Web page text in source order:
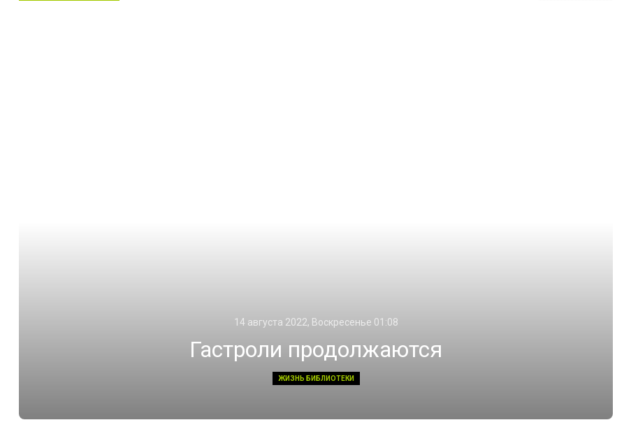
14 августа 2022, Воскресенье 01:08
Гастроли продолжаются
ЖИЗНЬ БИБЛИОТЕКИ